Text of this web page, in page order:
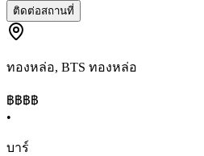
ติดต่อสถานที่
ทองหล่อ, BTS ทองหล่อ
฿฿฿฿
•
บาร์